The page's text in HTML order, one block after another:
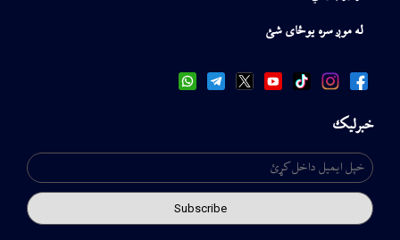
له موږ سره یوځای شئ
خبرلیک